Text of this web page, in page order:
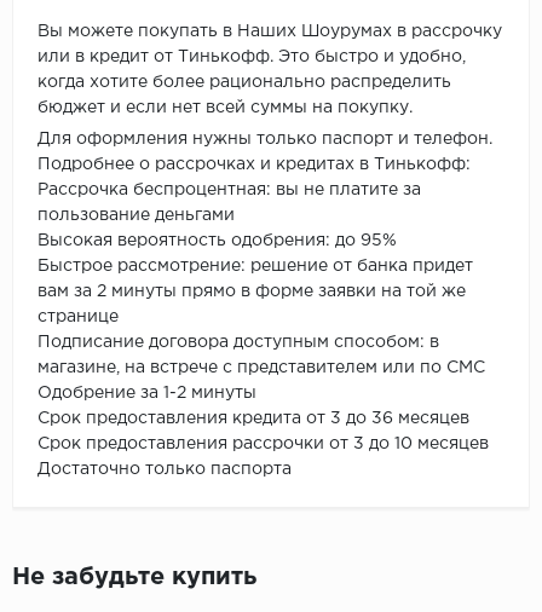
Вы можете покупать в Наших Шоурумах в рассрочку
или в кредит от Тинькофф. Это быстро и удобно,
когда хотите более рационально распределить
бюджет и если нет всей суммы на покупку.
Для оформления нужны только паспорт и телефон.
Подробнее о рассрочках и кредитах в Тинькофф:
Рассрочка беспроцентная: вы не платите за
пользование деньгами
Высокая вероятность одобрения: до 95%
Быстрое рассмотрение: решение от банка придет
вам за 2 минуты прямо в форме заявки на той же
странице
Подписание договора доступным способом: в
магазине, на встрече с представителем или по СМС
Одобрение за 1-2 минуты
Срок предоставления кредита от 3 до 36 месяцев
Срок предоставления рассрочки от 3 до 10 месяцев
Достаточно только паспорта
Не забудьте купить